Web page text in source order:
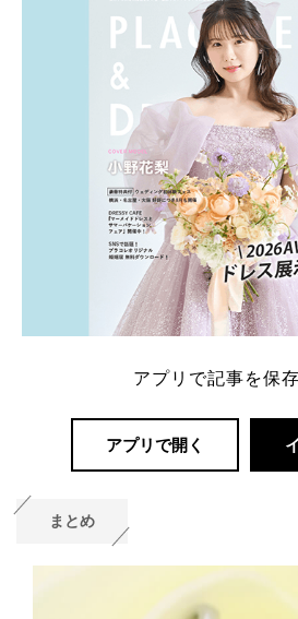
一番お得？」「プラコレ
解決します。 まずは診断
ング診断」か、
アプリで記事を保
アプリで開く
まとめ